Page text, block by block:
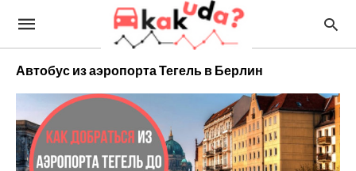
Автобус из аэропорта Тегель в Берлин